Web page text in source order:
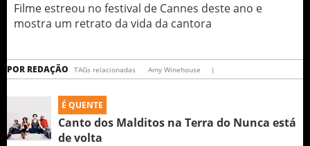
Filme estreou no festival de Cannes deste ano e
mostra um retrato da vida da cantora
POR REDAÇÃO TAGs relacionadas Amy Winehouse |
É QUENTE
Canto dos Malditos na Terra do Nunca está
de volta